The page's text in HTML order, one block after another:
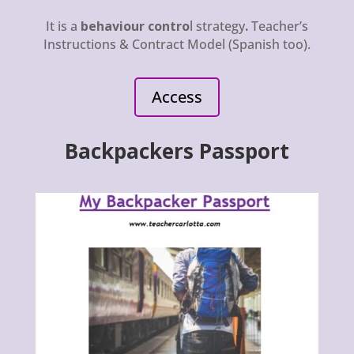
It is a behaviour control strategy.Teacher’s
Instructions & Contract Model (Spanish too).
Access
Backpackers Passport